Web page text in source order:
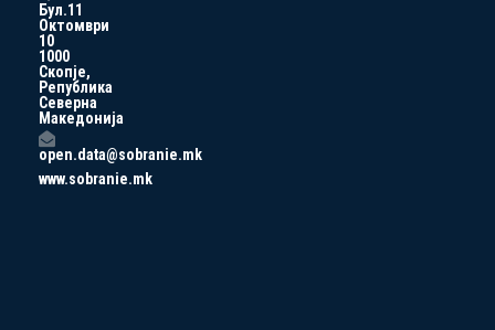
Бул.11
Октомври
10
1000
Скопје,
Република
Северна
Македонија
open.data@sobranie.mk
www.sobranie.mk